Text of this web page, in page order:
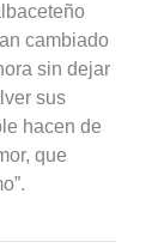
cambiado
sin dejar
sus
hacen de
que